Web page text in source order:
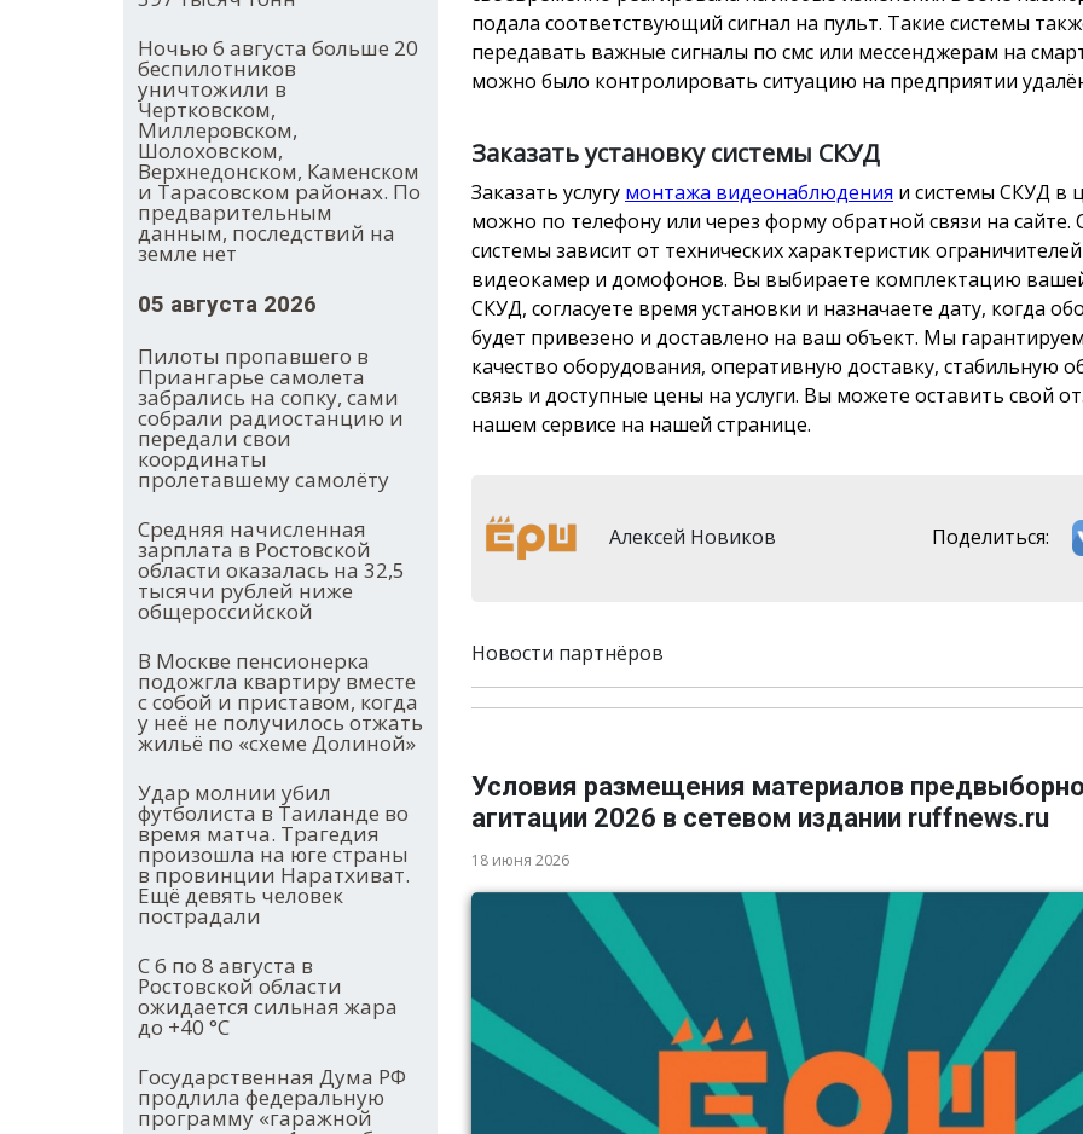
Ночью 6 августа больше 20
беспилотников
уничтожили в
Чертковском,
Миллеровском,
Шолоховском,
Верхнедонском, Каменском
и Тарасовском районах. По
предварительным
данным, последствий на
земле нет
05 августа 2026
Пилоты пропавшего в
Приангарье самолета
забрались на сопку, сами
собрали радиостанцию и
передали свои
координаты
пролетавшему самолёту
Средняя начисленная
зарплата в Ростовской
области оказалась на 32,5
тысячи рублей ниже
общероссийской
В Москве пенсионерка
подожгла квартиру вместе
с собой и приставом, когда
у неё не получилось отжать
жильё по «схеме Долиной»
Удар молнии убил
футболиста в Таиланде во
время матча. Трагедия
произошла на юге страны
в провинции Наратхиват.
Ещё девять человек
пострадали
С 6 по 8 августа в
Ростовской области
ожидается сильная жара
до +40 °С
Государственная Дума РФ
продлила федеральную
программу «гаражной
подала соответствующий сигнал на пульт. Такие системы
передавать важные сигналы по смс или мессенджерам на
можно было контролировать ситуацию на предприятии
Заказать установку системы СКУД
Заказать услугу монтажа видеонаблюдения и системы СКУД в
можно по телефону или через форму обратной связи на сайте.
системы зависит от технических характеристик
видеокамер и домофонов. Вы выбираете комплектацию
СКУД, согласуете время установки и назначаете дату, когда
будет привезено и доставлено на ваш объект. Мы
качество оборудования, оперативную доставку, стабильную
связь и доступные цены на услуги. Вы можете оставить свой
нашем сервисе на нашей странице.
Алексей Новиков Поделиться:
Новости партнёров
Условия размещения материалов
агитации 2026 в сетевом издании ruffnews.ru
18 июня 2026